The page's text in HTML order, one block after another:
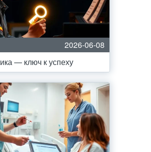
2026-06-08
— ключ к успеху